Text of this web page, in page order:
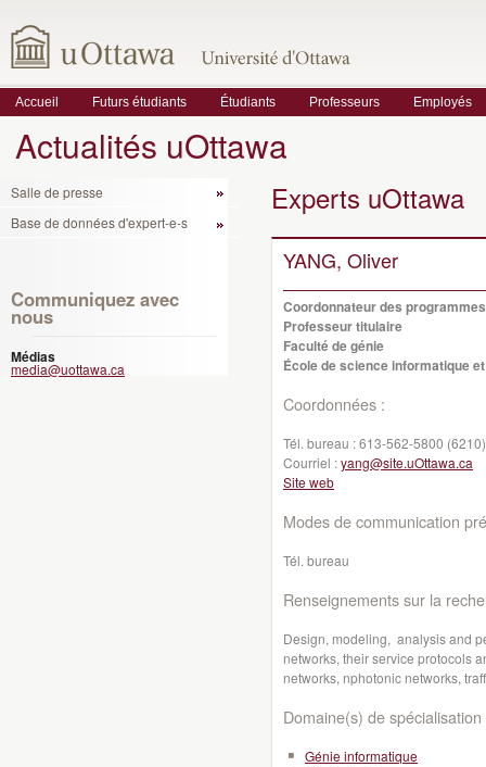
Accueil Futurs étudiants Étudiants Professeurs Employés
Actualités uOttawa
Salle de presse
Base de données d'expert-e-s
Communiquez avec
nous
Médias
media@uottawa.ca
Experts uOttawa
YANG, Oliver
Coordonnateur des
Professeur titulaire
Faculté de génie
École de science informatique
Coordonnées :
Tél. bureau :613-562-5800 (6210)
Courriel :yang@site.uOttawa.ca
Site web
Modes de communication
Tél. bureau
Renseignements sur la
Design, modeling, analysis and
networks, their service protocols
networks, nphotonic networks,
Domaine(s) de spécialisation
Génie informatique